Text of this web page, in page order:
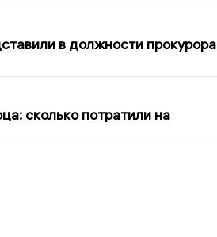
в должности прокурора
сколько потратили на